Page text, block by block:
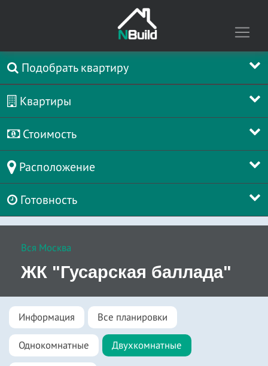
Подобрать квартиру
Квартиры
Стоимость
Расположение
Готовность
Вся Москва
ЖК "Гусарская баллада"
Информация Все планировки
Однокомнатные Двухкомнатные